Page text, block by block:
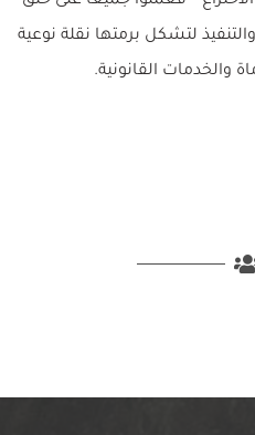
لتشكل برمتها نقلة نوعية
والخدمات القانونية.